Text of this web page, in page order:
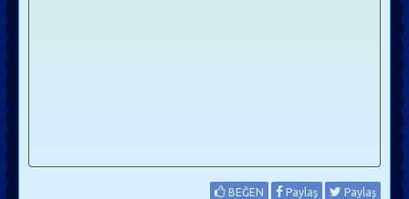
BEĞEN Paylaş Paylaş